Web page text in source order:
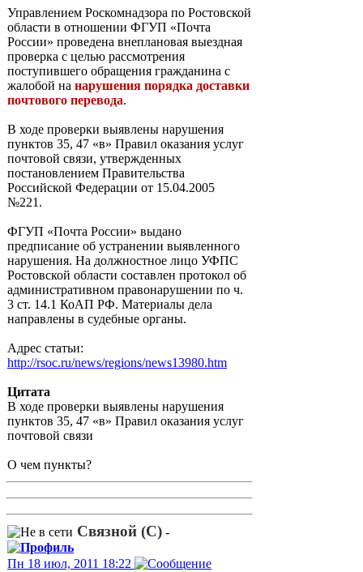
Управлением Роскомнадзора по Ростовской
области в отношении ФГУП «Почта
России» проведена внеплановая выездная
проверка с целью рассмотрения
поступившего обращения гражданина с
жалобой на нарушения порядка доставки
почтового перевода.
В ходе проверки выявлены нарушения
пунктов 35, 47 «в» Правил оказания услуг
почтовой связи, утвержденных
постановлением Правительства
Российской Федерации от 15.04.2005
№221.
ФГУП «Почта России» выдано
предписание об устранении выявленного
нарушения. На должностное лицо УФПС
Ростовской области составлен протокол об
административном правонарушении по ч.
3 ст. 14.1 КоАП РФ. Материалы дела
направлены в судебные органы.
Адрес статьи:
http://rsoc.ru/news/regions/news13980.htm
Цитата
В ходе проверки выявлены нарушения
пунктов 35, 47 «в» Правил оказания услуг
почтовой связи
О чем пункты?
Связной (С) -
Пн 18 июл, 2011 18:22